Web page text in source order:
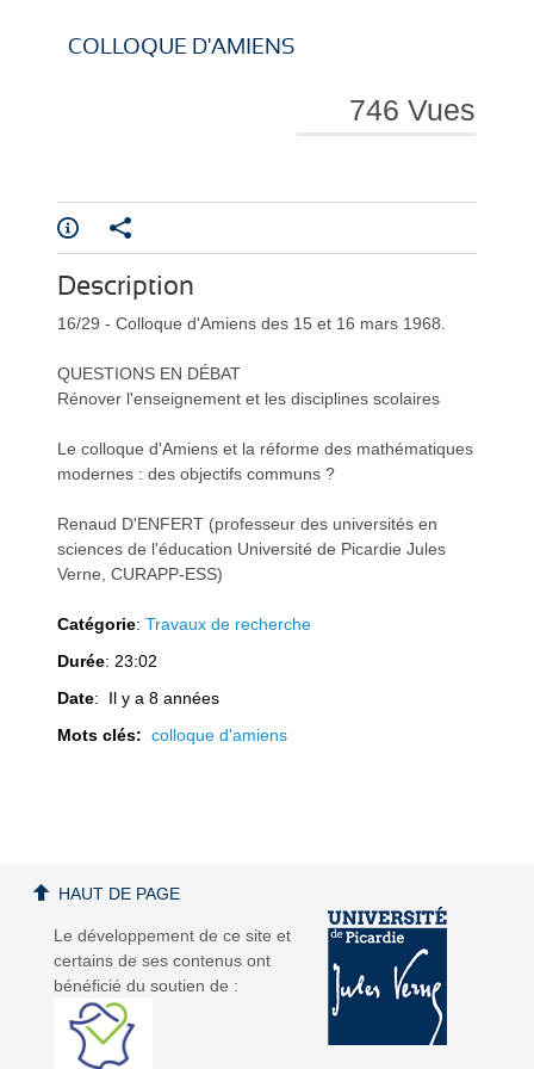
i
r
e
l
i
r
e
l
COLLOQUE D'AMIENS
746 Vues
Description
16/29 - Colloque d'Amiens des 15 et 16 mars 1968.
QUESTIONS EN DÉBAT
Rénover l'enseignement et les disciplines scolaires
Le colloque d'Amiens et la réforme des mathématiques
modernes : des objectifs communs ?
Renaud D'ENFERT (professeur des universités en
sciences de l'éducation Université de Picardie Jules
Verne, CURAPP-ESS)
Catégorie:Travaux de recherche
Durée: 23:02
Date: Il y a 8 années
Mots clés:colloque d'amiens
Le développement de ce site et
certains de ses contenus ont
bénéficié du soutien de :
HAUT DE PAGE